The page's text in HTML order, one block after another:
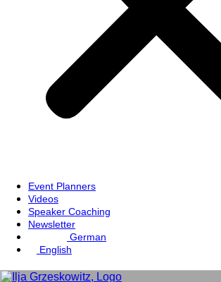
Event Planners
Videos
Speaker Coaching
Newsletter
German
English